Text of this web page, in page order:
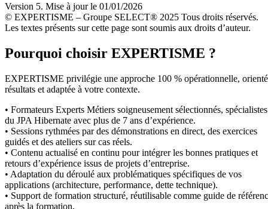
Version 5. Mise à jour le 01/01/2026
© EXPERTISME – Groupe SELECT® 2025 Tous droits réservés.
Les textes présents sur cette page sont soumis aux droits d’auteur.
Pourquoi choisir EXPERTISME ?
EXPERTISME privilégie une approche 100 % opérationnelle,
résultats et adaptée à votre contexte.
• Formateurs Experts Métiers soigneusement sélectionnés, spécialistes
du JPA Hibernate avec plus de 7 ans d’expérience.
• Sessions rythmées par des démonstrations en direct, des exercices
guidés et des ateliers sur cas réels.
• Contenu actualisé en continu pour intégrer les bonnes pratiques et
retours d’expérience issus de projets d’entreprise.
• Adaptation du déroulé aux problématiques spécifiques de vos
applications (architecture, performance, dette technique).
• Support de formation structuré, réutilisable comme guide de
après la formation.